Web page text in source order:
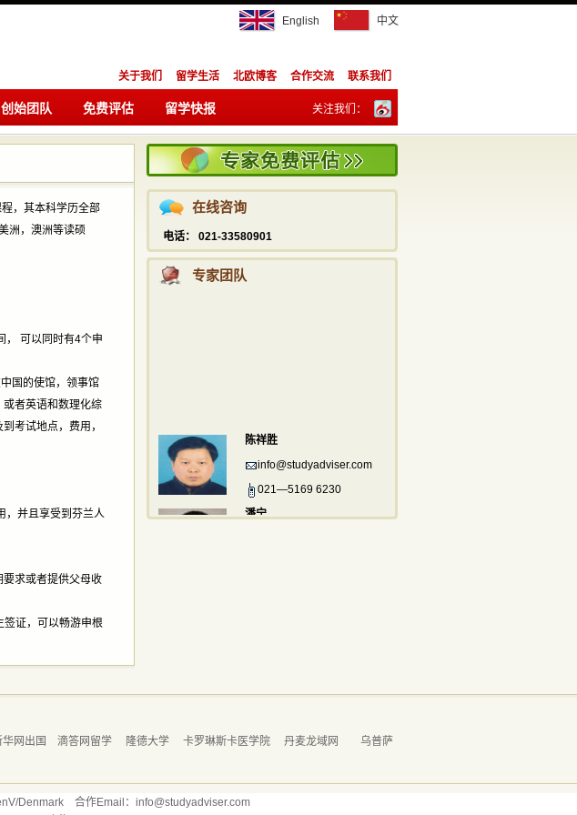
English 中文
关于我们 留学生活 北欧博客 合作交流 联系我们
创始团队 免费评估 留学快报 关注我们：
订阅：
，其本科学历全部
洲，澳洲等读硕
可以同时有4个申
国的使馆，领事馆
者英语和数理化综
考试地点，费用，
，并且享受到芬兰人
求或者提供父母收
证，可以畅游申根
在线咨询
电话： 021-33580901
专家团队
陈祥胜
info@studyadviser.com
021—5169 6230
潘宁
info@studyadviser.com
021—5169 6230
陈祥胜
info@studyadviser.com
021—5169 6230
潘宁
华网出国 滴答网留学 隆德大学 卡罗琳斯卡医学院 丹麦龙域网
乌普萨
Denmark 合作Email：info@studyadviser.com